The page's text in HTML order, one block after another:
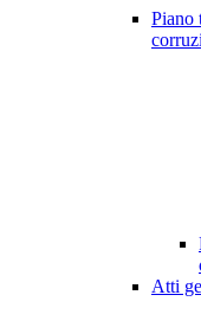
Piano
Atti